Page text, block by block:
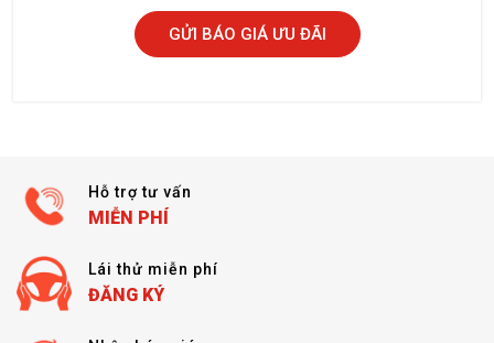
GỬI BÁO GIÁ ƯU ĐÃI
Hỗ trợ tư vấn
MIỄN PHÍ
Lái thử miễn phí
ĐĂNG KÝ